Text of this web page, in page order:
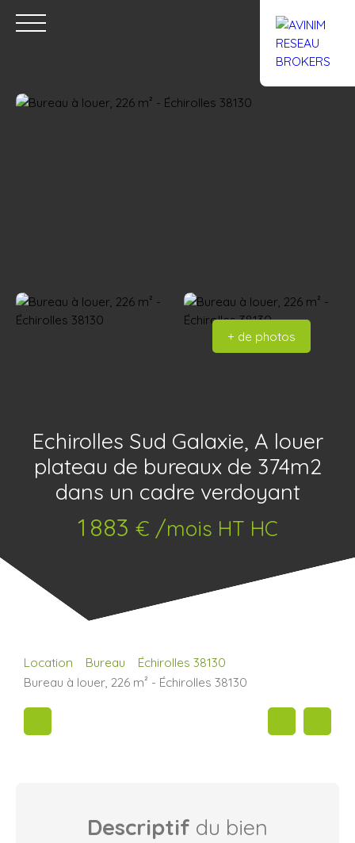
+ de photos
Echirolles Sud Galaxie, A louer
plateau de bureaux de 374m2
dans un cadre verdoyant
1 883 € /mois HT HC
Location Bureau
Échirolles 38130
Bureau à louer, 226 m² - Échirolles 38130
Descriptif du bien